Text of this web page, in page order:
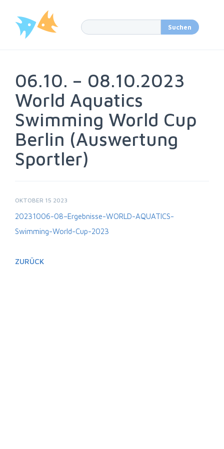
06.10. – 08.10.2023
World Aquatics
Swimming World Cup
Berlin (Auswertung
Sportler)
OKTOBER 15 2023
20231006-08–Ergebnisse-WORLD-AQUATICS-
Swimming-World-Cup-2023
ZURÜCK